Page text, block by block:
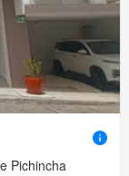
Pichincha